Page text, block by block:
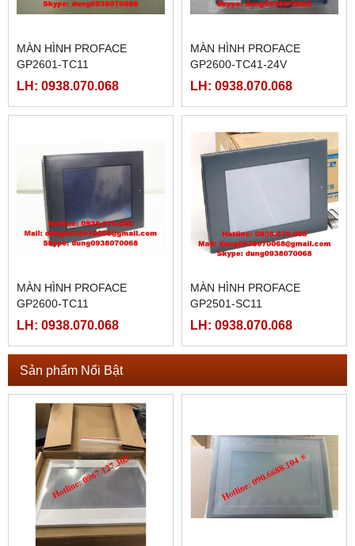
MÀN HÌNH PROFACE
GP2601-TC11
LH: 0938.070.068
MÀN HÌNH PROFACE
GP2600-TC41-24V
LH: 0938.070.068
MÀN HÌNH PROFACE
GP2600-TC11
LH: 0938.070.068
MÀN HÌNH PROFACE
GP2501-SC11
LH: 0938.070.068
Sản phẩm Nổi Bật